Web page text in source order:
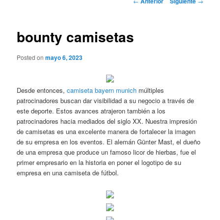
bounty camisetas
Posted onmayo 6, 2023
Desde entonces,camiseta bayern munich múltiples
patrocinadores buscan dar visibilidad a su negocio a través de
este deporte. Estos avances atrajeron también a los
patrocinadores hacia mediados del siglo XX. Nuestra impresión
de camisetas es una excelente manera de fortalecer la imagen
de su empresa en los eventos. El alemán Günter Mast, el dueño
de una empresa que produce un famoso licor de hierbas, fue el
primer empresario en la historia en poner el logotipo de su
empresa en una camiseta de fútbol.